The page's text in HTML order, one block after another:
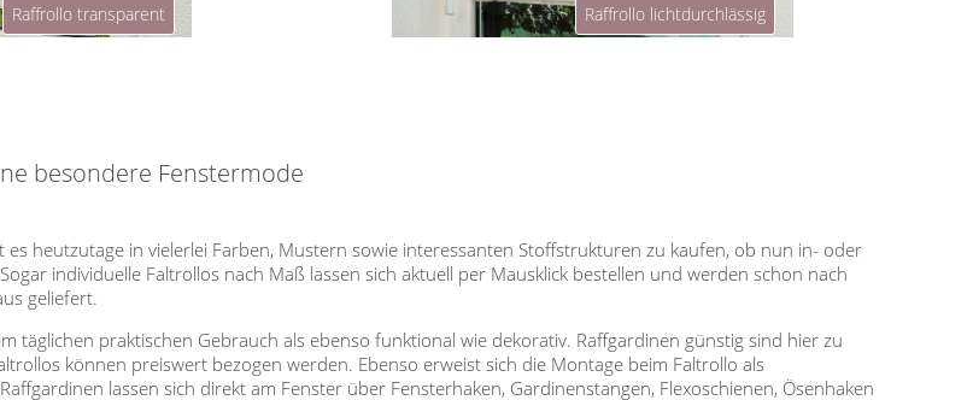
Raffrollo transparent Raffrollo lichtdurchlässig
besondere Fenstermode
heutzutage in vielerlei Farben, Mustern sowie interessanten Stoffstrukturen zu kaufen, ob nun in- oder
individuelle Faltrollos nach Maß lassen sich aktuell per Mausklick bestellen und werden schon nach
geliefert.
täglichen praktischen Gebrauch als ebenso funktional wie dekorativ. Raffgardinen günstig sind hier zu
können preiswert bezogen werden. Ebenso erweist sich die Montage beim Faltrollo als
lassen sich direkt am Fenster über Fensterhaken, Gardinenstangen, Flexoschienen, Ösenhaken